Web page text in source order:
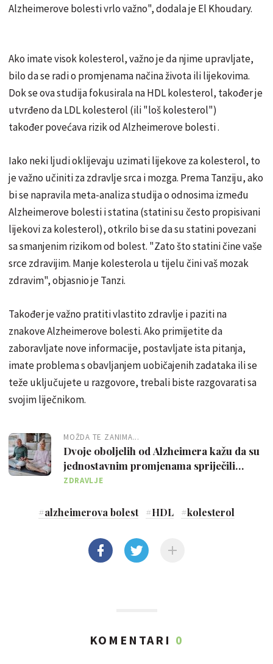
Alzheimerove bolesti vrlo važno", dodala je El Khoudary.
Ako imate visok kolesterol, važno je da njime upravljate,
bilo da se radi o promjenama načina života ili lijekovima.
Dok se ova studija fokusirala na HDL kolesterol, također je
utvrđeno da LDL kolesterol (ili "loš kolesterol")
također povećava rizik od Alzheimerove bolesti .
Iako neki ljudi oklijevaju uzimati lijekove za kolesterol, to
je važno učiniti za zdravlje srca i mozga. Prema Tanziju, ako
bi se napravila meta-analiza studija o odnosima između
Alzheimerove bolesti i statina (statini su često propisivani
lijekovi za kolesterol), otkrilo bi se da su statini povezani
sa smanjenim rizikom od bolest. "Zato što statini čine vaše
srce zdravijim. Manje kolesterola u tijelu čini vaš mozak
zdravim", objasnio je Tanzi.
Također je važno pratiti vlastito zdravlje i paziti na
znakove Alzheimerove bolesti. Ako primijetite da
zaboravljate nove informacije, postavljate ista pitanja,
imate problema s obavljanjem uobičajenih zadataka ili se
teže uključujete u razgovore, trebali biste razgovarati sa
svojim liječnikom.
MOŽDA TE ZANIMA...
Dvoje oboljelih od Alzheimera kažu da su
jednostavnim promjenama spriječili
napredovanje bolesti
ZDRAVLJE
#alzheimerova bolest #HDL #kolesterol
KOMENTARI 0